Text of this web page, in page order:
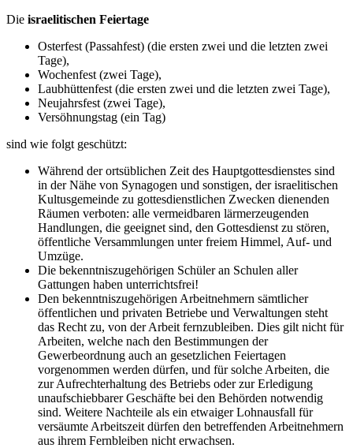
Die israelitischen Feiertage
Osterfest (Passahfest) (die ersten zwei und die letzten zwei
Tage),
Wochenfest (zwei Tage),
Laubhüttenfest (die ersten zwei und die letzten zwei Tage),
Neujahrsfest (zwei Tage),
Versöhnungstag (ein Tag)
sind wie folgt geschützt:
Während der ortsüblichen Zeit des Hauptgottesdienstes sind
in der Nähe von Synagogen und sonstigen, der israelitischen
Kultusgemeinde zu gottesdienstlichen Zwecken dienenden
Räumen verboten: alle vermeidbaren lärmerzeugenden
Handlungen, die geeignet sind, den Gottesdienst zu stören,
öffentliche Versammlungen unter freiem Himmel, Auf- und
Umzüge.
Die bekenntniszugehörigen Schüler an Schulen aller
Gattungen haben unterrichtsfrei!
Den bekenntniszugehörigen Arbeitnehmern sämtlicher
öffentlichen und privaten Betriebe und Verwaltungen steht
das Recht zu, von der Arbeit fernzubleiben. Dies gilt nicht für
Arbeiten, welche nach den Bestimmungen der
Gewerbeordnung auch an gesetzlichen Feiertagen
vorgenommen werden dürfen, und für solche Arbeiten, die
zur Aufrechterhaltung des Betriebs oder zur Erledigung
unaufschiebbarer Geschäfte bei den Behörden notwendig
sind. Weitere Nachteile als ein etwaiger Lohnausfall für
versäumte Arbeitszeit dürfen den betreffenden Arbeitnehmern
aus ihrem Fernbleiben nicht erwachsen.